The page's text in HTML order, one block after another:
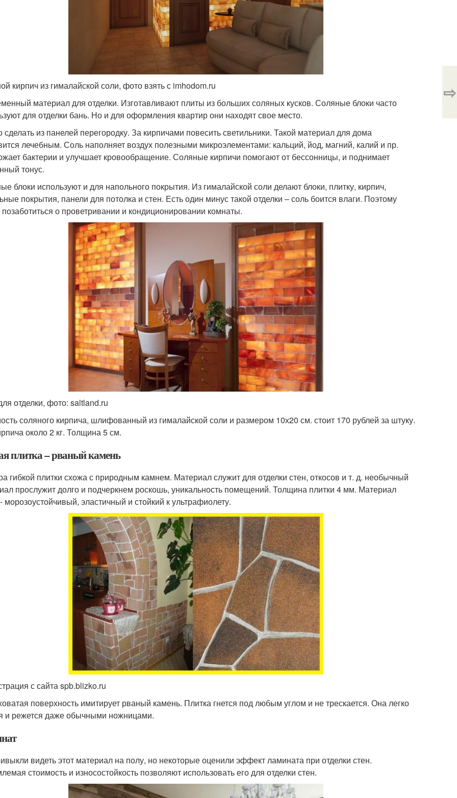
кирпич из гималайской соли, фото взять с imhodom.ru
материал для отделки. Изготавливают плиты из больших соляных кусков. Соляные блоки часто
для отделки бань. Но и для оформления квартир они находят свое место.
из панелей перегородку. За кирпичами повесить светильники. Такой материал для дома
лечебным. Соль наполняет воздух полезными микроэлементами: кальций, йод, магний, калий и пр.
бактерии и улучшает кровообращение. Соляные кирпичи помогают от бессонницы, и поднимает
тонус.
блоки используют и для напольного покрытия. Из гималайской соли делают блоки, плитку, кирпич,
покрытия, панели для потолка и стен. Есть один минус такой отделки – соль боится влаги. Поэтому
о проветривании и кондиционировании комнаты.
отделки, фото: saltland.ru
соляного кирпича, шлифованный из гималайской соли и размером 10х20 см. стоит 170 рублей за штуку.
около 2 кг. Толщина 5 см.
плитка – рваный камень
гибкой плитки схожа с природным камнем. Материал служит для отделки стен, откосов и т. д. необычный
прослужит долго и подчеркнем роскошь, уникальность помещений. Толщина плитки 4 мм. Материал
морозоустойчивый, эластичный и стойкий к ультрафиолету.
с сайта spb.blizko.ru
поверхность имитирует рваный камень. Плитка гнется под любым углом и не трескается. Она легко
и режется даже обычными ножницами.
видеть этот материал на полу, но некоторые оценили эффект ламината при отделки стен.
стоимость и износостойкость позволяют использовать его для отделки стен.
⇨